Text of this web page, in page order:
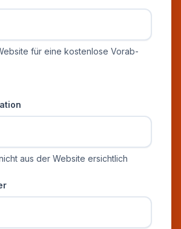
für eine kostenlose Vorab-
aus der Website ersichtlich